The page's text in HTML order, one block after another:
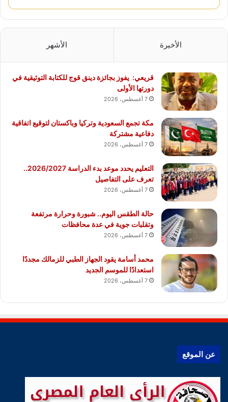
الأخيرة الأشهر
قريعي: يفوز بجائزة دينق قوج للكتابة التوثيقية في
دورتها الأولى
7 أغسطس، 2026
مكة تجمع السعودية وتركيا وباكستان لتوقيع اتفاقية
دفاعية مشتركة
7 أغسطس، 2026
التعليم يحدد موعد بدء الدراسة 2026/2027..
تعرف على التفاصيل
7 أغسطس، 2026
حالة الطقس اليوم.. شبورة وحرارة مرتفعة
وتقلبات جوية في عدة محافظات
7 أغسطس، 2026
محمد أسامة يقود الجهاز الطبي للزمالك مجددًا
استعدادًا للموسم الجديد
7 أغسطس، 2026
عن الموقع